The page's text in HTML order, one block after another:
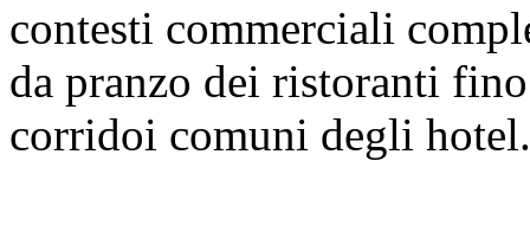
contesti commerciali
da pranzo dei ristoranti
corridoi comuni degli hotel.